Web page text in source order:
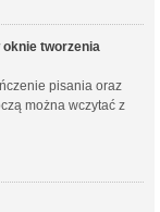
oknie tworzenia
pisania oraz
można wczytać z